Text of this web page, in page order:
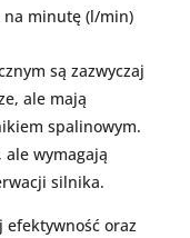
na minutę (l/min)
są zazwyczaj
ale mają
spalinowym.
wymagają
silnika.
efektywność oraz